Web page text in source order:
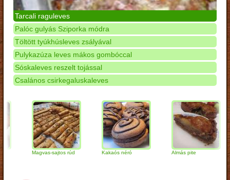
Tarcali raguleves
Palóc gulyás Sziporka módra
Töltött tyúkhúsleves zsályával
Pulykazúza leves mákos gombóccal
Sóskaleves reszelt tojással
Csalános csirkegaluskaleves
Magvas-sajtos rúd Kakaós néró Almás pite